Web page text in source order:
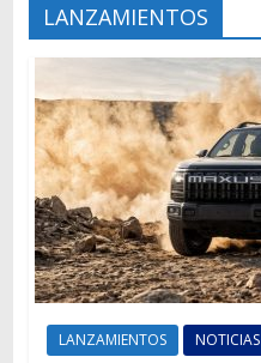
LANZAMIENTOS
LANZAMIENTOS NOTICIAS